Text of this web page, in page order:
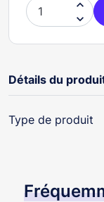


Détails du
Type de produit